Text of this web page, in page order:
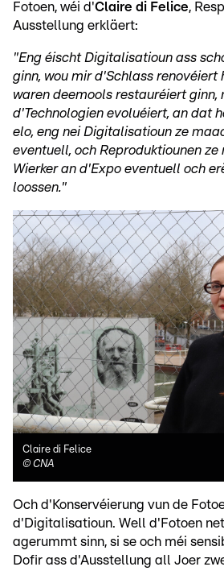
Fotoen, wéi d'Claire di Felice,
Ausstellung erkläert:
"Eng éischt Digitalisatioun ass
ginn, wou mir d'Schlass renovéiert
waren deemools restauréiert ginn,
d'Technologien evoluéiert, an dat
elo, eng nei Digitalisatioun ze
eventuell, och Reproduktiounen ze
Wierker an d'Expo eventuell och
loossen."
Claire di Felice
© CNA
Och d'Konservéierung vun de
d'Digitalisatioun. Well d'Fotoen
agerummt sinn, si se och méi
Dofir ass d'Ausstellung all Joer